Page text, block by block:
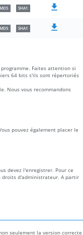
MD5 SHA1
MD5 SHA1
Faites attention si
64 bits s'ils sont répertoriés
Nous vous recommandons
pouvez également placer le
devez l'enregistrer. Pour ce
droits d'administrateur. A partir
seulement la version correcte